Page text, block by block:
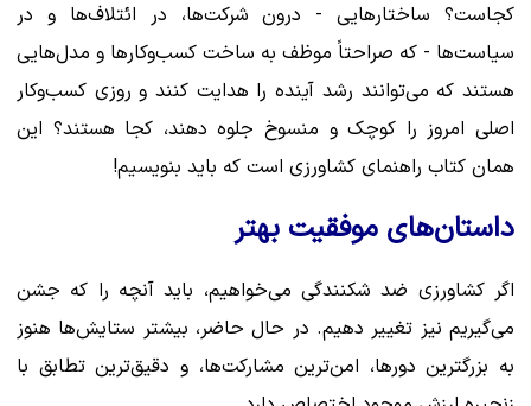
کجاست؟ ساختارهایی - درون شرکت‌ها، در ائتلاف‌ها و در
سیاست‌ها - که صراحتاً موظف به ساخت کسب‌وکارها و مدل‌هایی
هستند که می‌توانند رشد آینده را هدایت کنند و روزی کسب‌وکار
اصلی امروز را کوچک و منسوخ جلوه دهند، کجا هستند؟ این
همان کتاب راهنمای کشاورزی است که باید بنویسیم!
داستان‌های موفقیت بهتر
اگر کشاورزی ضد شکنندگی می‌خواهیم، ​​باید آنچه را که جشن
می‌گیریم نیز تغییر دهیم. در حال حاضر، بیشتر ستایش‌ها هنوز
به بزرگترین دورها، امن‌ترین مشارکت‌ها، و دقیق‌ترین تطابق با